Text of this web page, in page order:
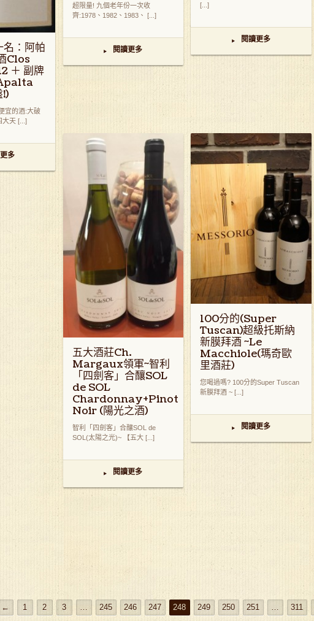
：阿帕
Clos
＋ 副牌
宜的酒:大破
大天 [...]
多
超限量! 九個老年份一次收
齊:1978、1982、1983、 [...]
▸ 閱讀更多
[...]
▸ 閱讀更多
五大酒莊Ch.
Margaux領軍~智利
「四劍客」合釀SOL
de SOL
Chardonnay+Pinot
Noir (陽光之酒)
智利「四劍客」合釀SOL de
SOL(太陽之光)~ 【五大 [...]
▸ 閱讀更多
100分的(Super
Tuscan)超級托斯納
新膜拜酒 ~Le
Macchiole(瑪奇歐
里酒莊)
您喝過嗎? 100分的Super Tuscan
新膜拜酒 ~ [...]
▸ 閱讀更多
← 1 2 3 … 245 246 247 248 249 250 251 … 311